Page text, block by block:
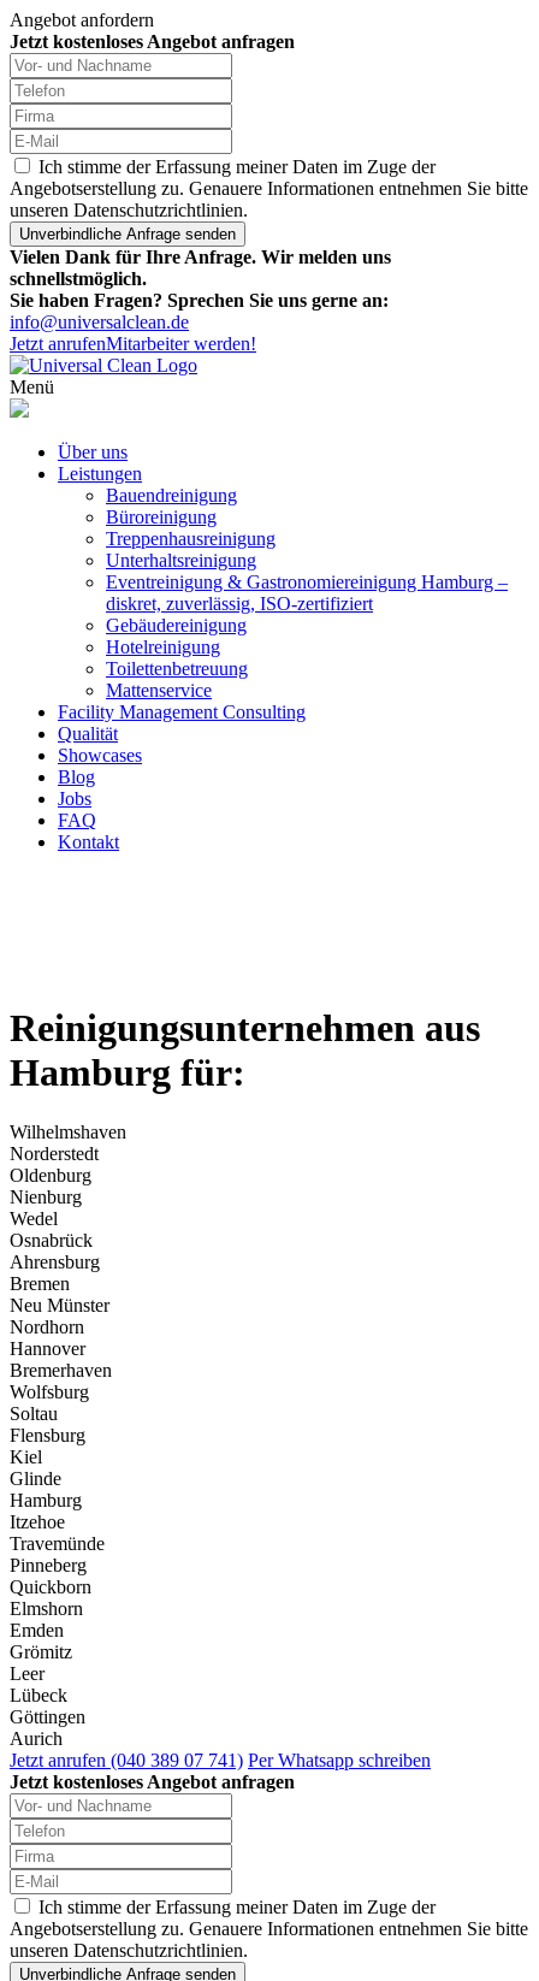
Angebot anfordern
Jetzt kostenloses Angebot anfragen
Ich stimme der Erfassung meiner Daten im Zuge der
Angebotserstellung zu. Genauere Informationen entnehmen Sie bitte
unseren Datenschutzrichtlinien.
Vielen Dank für Ihre Anfrage. Wir melden uns
schnellstmöglich.
Sie haben Fragen? Sprechen Sie uns gerne an:
info@universalclean.de
Jetzt anrufenMitarbeiter werden!
Menü
Über uns
Leistungen
Bauendreinigung
Büroreinigung
Treppenhausreinigung
Unterhaltsreinigung
Eventreinigung & Gastronomiereinigung Hamburg –
diskret, zuverlässig, ISO-zertifiziert
Gebäudereinigung
Hotelreinigung
Toilettenbetreuung
Mattenservice
Facility Management Consulting
Qualität
Showcases
Blog
Jobs
FAQ
Kontakt
Reinigungsunternehmen aus
Hamburg für:
Wilhelmshaven
Norderstedt
Oldenburg
Nienburg
Wedel
Osnabrück
Ahrensburg
Bremen
Neu Münster
Nordhorn
Hannover
Bremerhaven
Wolfsburg
Soltau
Flensburg
Kiel
Glinde
Hamburg
Itzehoe
Travemünde
Pinneberg
Quickborn
Elmshorn
Emden
Grömitz
Leer
Lübeck
Göttingen
Aurich
Jetzt anrufen (040 389 07 741) Per Whatsapp schreiben
Jetzt kostenloses Angebot anfragen
Ich stimme der Erfassung meiner Daten im Zuge der
Angebotserstellung zu. Genauere Informationen entnehmen Sie bitte
unseren Datenschutzrichtlinien.